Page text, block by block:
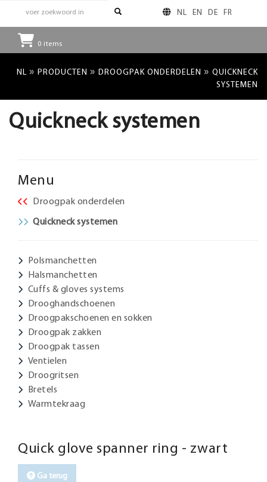
NL EN DE FR
0 items
NL » PRODUCTEN » DROOGPAK ONDERDELEN » QUICKNECK
SYSTEMEN
Quickneck systemen
Menu
Droogpak onderdelen
Quickneck systemen
Polsmanchetten
Halsmanchetten
Cuffs & gloves systems
Drooghandschoenen
Droogpakschoenen en sokken
Droogpak zakken
Droogpak tassen
Ventielen
Droogritsen
Bretels
Warmtekraag
Quick glove spanner ring - zwart
Ga terug